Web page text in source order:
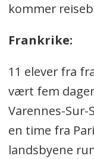
kommer
Frankrike:
11 elever fra
vært fem
Varennes-
en time fra
landsbyene